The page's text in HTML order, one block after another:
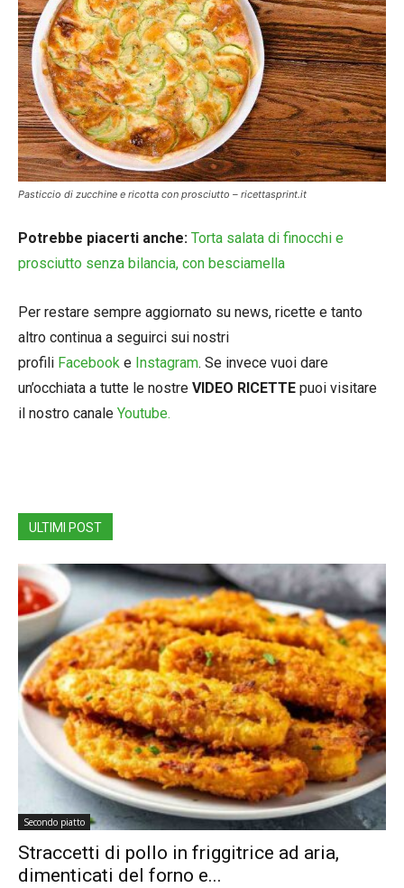
Pasticcio di zucchine e ricotta con prosciutto – ricettasprint.it
Potrebbe piacerti anche: Torta salata di finocchi e
prosciutto senza bilancia, con besciamella
Per restare sempre aggiornato su news, ricette e tanto
altro continua a seguirci sui nostri
profili Facebook e Instagram. Se invece vuoi dare
un’occhiata a tutte le nostre VIDEO RICETTE puoi visitare
il nostro canale Youtube.
ULTIMI POST
Secondo piatto
Straccetti di pollo in friggitrice ad aria,
dimenticati del forno e...